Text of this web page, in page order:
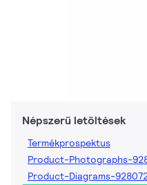
Népszerű letöltések
Termékprospektus
Product-Photographs-
Product-Diagrams-